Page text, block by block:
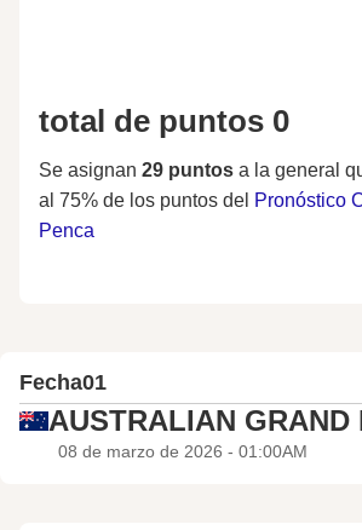
total de puntos 0
Se asignan 29 puntos a la general
al 75% de los puntos del Pronóstico
Penca
Fecha01
AUSTRALIAN GRAND
08 de marzo de 2026 - 01:00AM